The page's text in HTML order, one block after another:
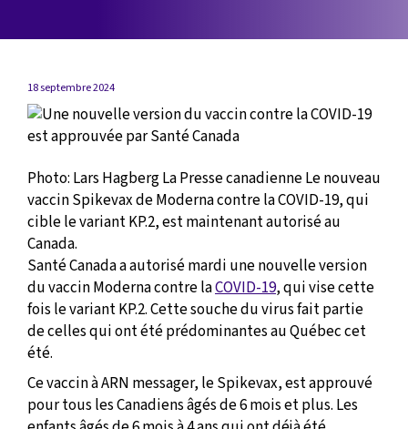
18 septembre 2024
Photo: Lars Hagberg La Presse canadienne Le nouveau
vaccin Spikevax de Moderna contre la COVID-19, qui
cible le variant KP.2, est maintenant autorisé au
Canada.
Santé Canada a autorisé mardi une nouvelle version
du vaccin Moderna contre laCOVID-19, qui vise cette
fois le variant KP.2. Cette souche du virus fait partie
de celles qui ont été prédominantes au Québec cet
été.
Ce vaccin à ARN messager, le Spikevax, est approuvé
pour tous les Canadiens âgés de 6 mois et plus. Les